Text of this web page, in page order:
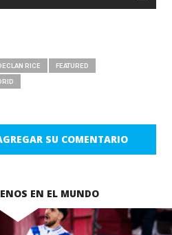
RICE FEATURED
SU COMENTARIO
EN EL MUNDO